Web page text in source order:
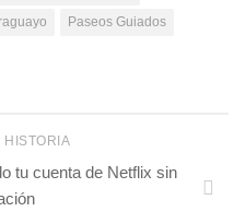
Paseos Guiados
HISTORIA
tu cuenta de Netflix sin